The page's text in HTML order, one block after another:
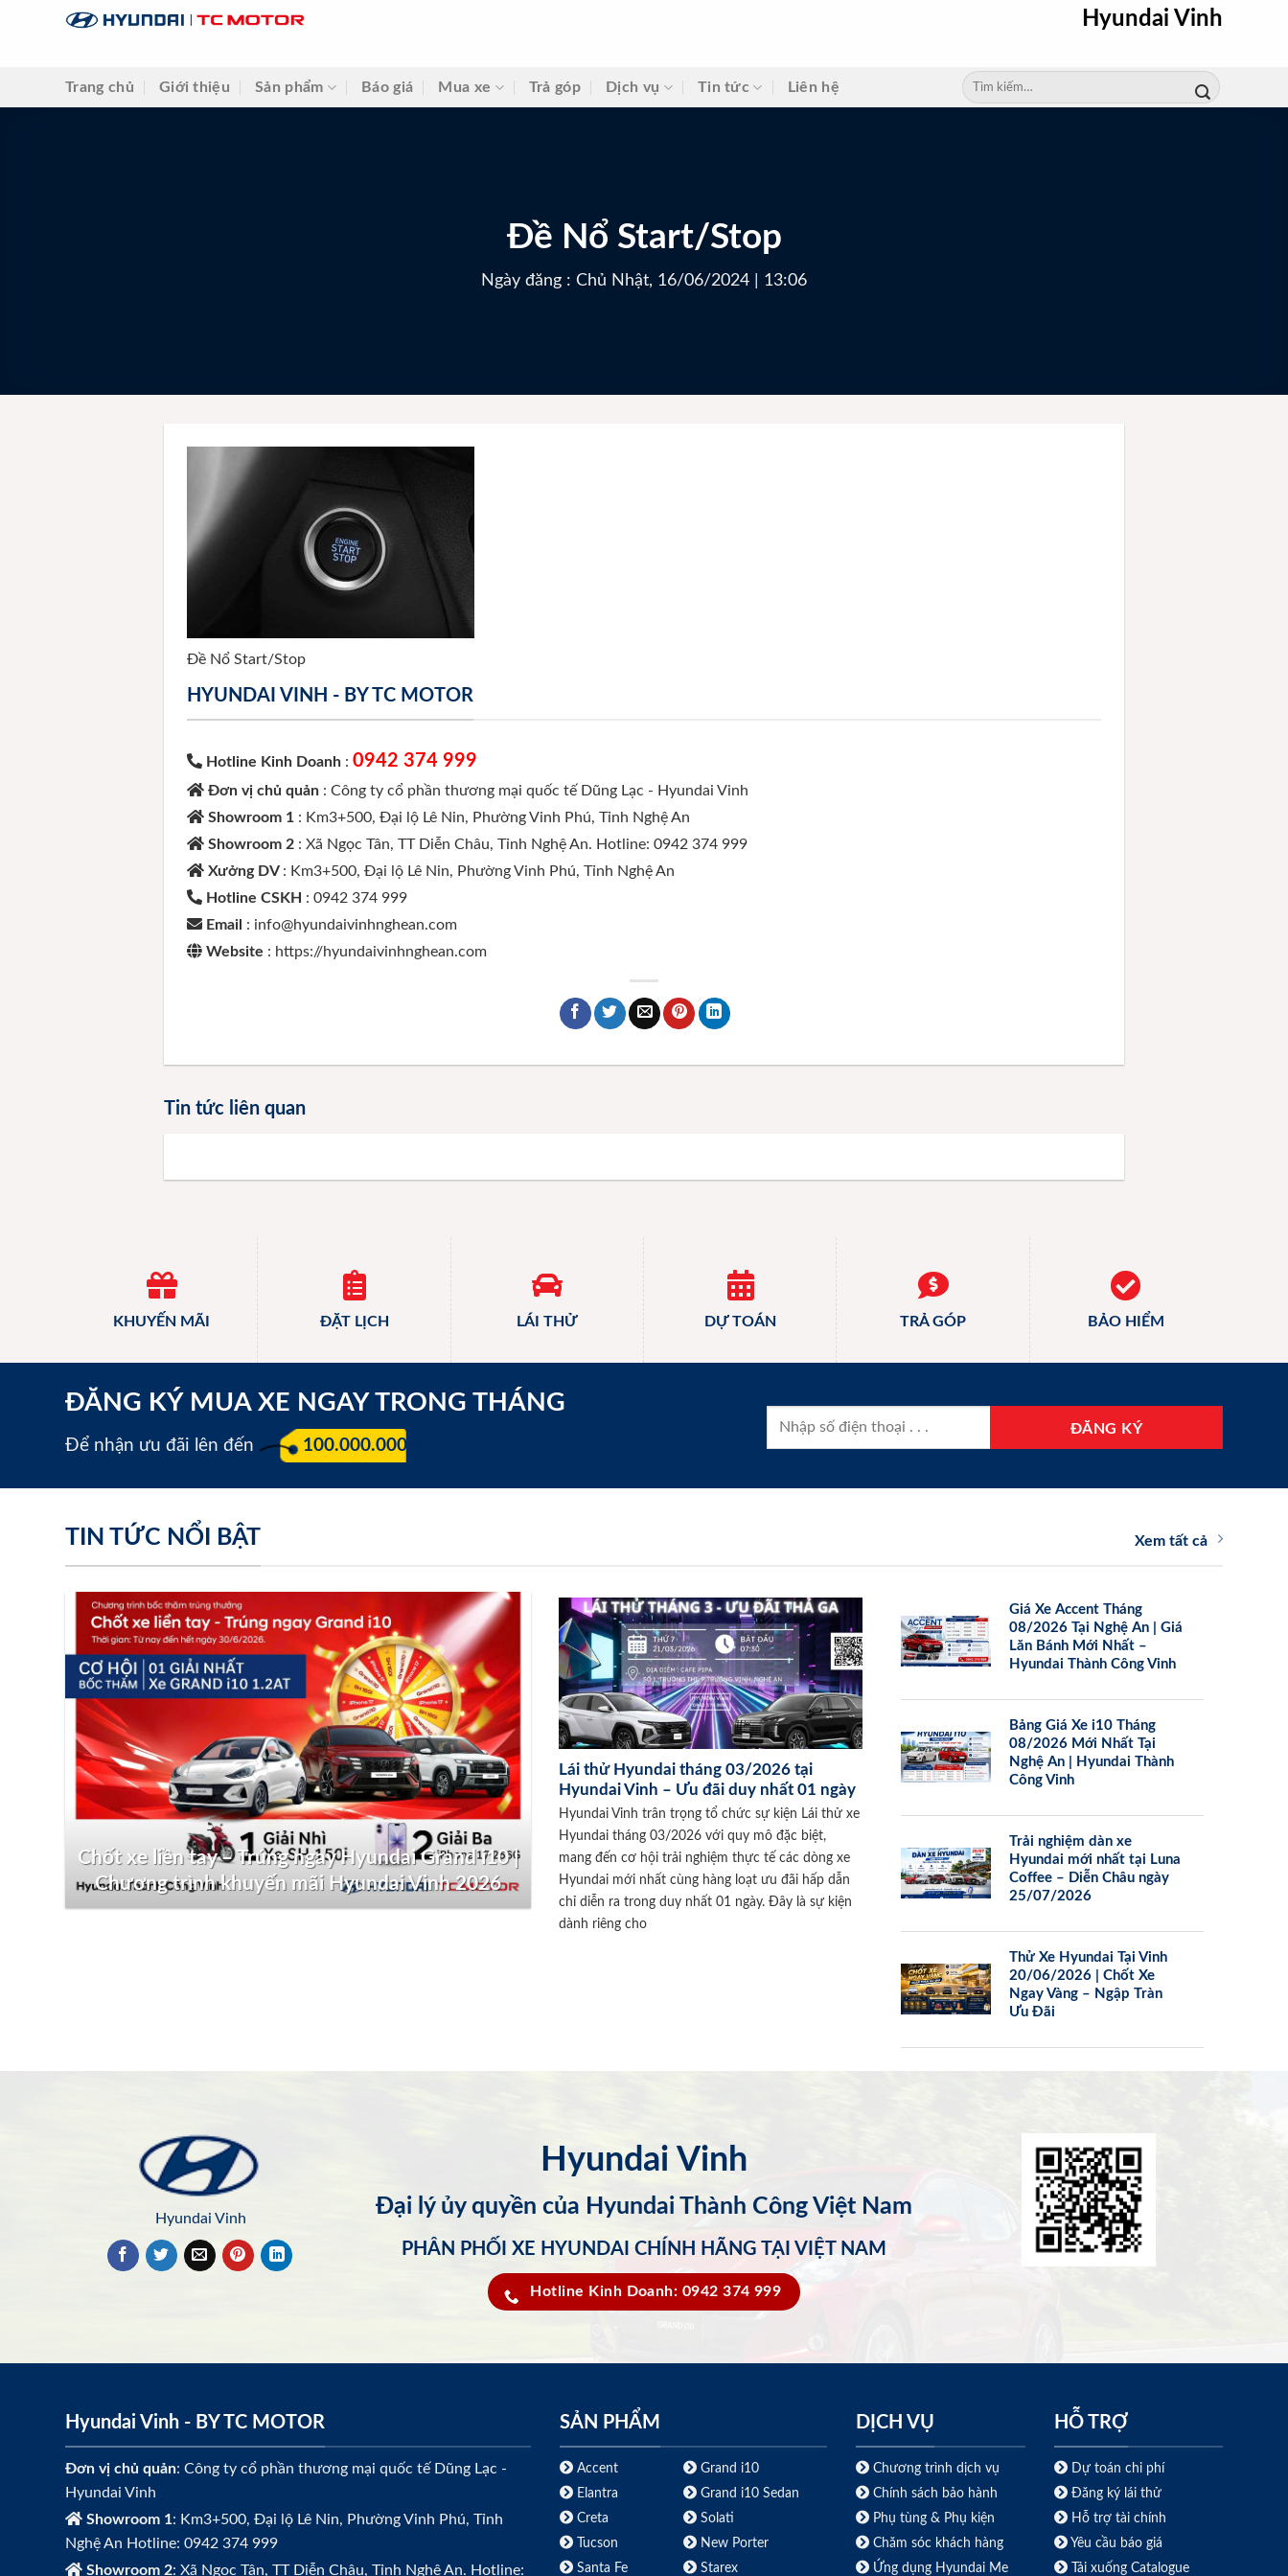
Hyundai Vinh
Trang chủ Giới thiệu Sản phẩm Báo giá Mua xe Trả góp Dịch vụ Tin tức Liên hệ
Tìm
kiếm:
Đề Nổ Start/Stop
Ngày đăng : Chủ Nhật, 16/06/2024 | 13:06
Đề Nổ Start/Stop
HYUNDAI VINH - BY TC MOTOR
Hotline Kinh Doanh :0942 374 999
Đơn vị chủ quản : Công ty cổ phần thương mại quốc tế Dũng Lạc - Hyundai Vinh
Showroom 1 : Km3+500, Đại lộ Lê Nin, Phường Vinh Phú, Tỉnh Nghệ An
Showroom 2 : Xã Ngọc Tân, TT Diễn Châu, Tỉnh Nghệ An. Hotline: 0942 374 999
Xưởng DV : Km3+500, Đại lộ Lê Nin, Phường Vinh Phú, Tỉnh Nghệ An
Hotline CSKH : 0942 374 999
Email : info@hyundaivinhnghean.com
Website : https://hyundaivinhnghean.com
Tin tức liên quan
KHUYẾN MÃI ĐẶT LỊCH LÁI THỬ DỰ TOÁN TRẢ GÓP BẢO HIỂM
ĐĂNG KÝ MUA XE NGAY TRONG THÁNG
Để nhận ưu đãi lên đến 100.000.000 đ
TIN TỨC NỔI BẬT Xem tất cả
Chốt xe liền tay – Trúng ngay Hyundai Grand i10 |
Chương trình khuyến mãi Hyundai Vinh 2026
Lái thử Hyundai tháng 03/2026 tại
Hyundai Vinh – Ưu đãi duy nhất 01 ngày
Hyundai Vinh trân trọng tổ chức sự kiện Lái thử xe
Hyundai tháng 03/2026 với quy mô đặc biệt,
mang đến cơ hội trải nghiệm thực tế các dòng xe
Hyundai mới nhất cùng hàng loạt ưu đãi hấp dẫn
chỉ diễn ra trong duy nhất 01 ngày. Đây là sự kiện
dành riêng cho
Giá Xe Accent Tháng
08/2026 Tại Nghệ An | Giá
Lăn Bánh Mới Nhất –
Hyundai Thành Công Vinh
Bảng Giá Xe i10 Tháng
08/2026 Mới Nhất Tại
Nghệ An | Hyundai Thành
Công Vinh
Trải nghiệm dàn xe
Hyundai mới nhất tại Luna
Coffee – Diễn Châu ngày
25/07/2026
Thử Xe Hyundai Tại Vinh
20/06/2026 | Chốt Xe
Ngay Vàng – Ngập Tràn
Ưu Đãi
Hyundai Vinh
Hyundai Vinh
Đại lý ủy quyền của Hyundai Thành Công Việt Nam
PHÂN PHỐI XE HYUNDAI CHÍNH HÃNG TẠI VIỆT NAM
Hotline Kinh Doanh: 0942 374 999
Hyundai Vinh - BY TC MOTOR
Đơn vị chủ quản: Công ty cổ phần thương mại quốc tế Dũng Lạc -
Hyundai Vinh
Showroom 1: Km3+500, Đại lộ Lê Nin, Phường Vinh Phú, Tỉnh
Nghệ An Hotline: 0942 374 999
Showroom 2: Xã Ngọc Tân, TT Diễn Châu, Tỉnh Nghệ An. Hotline:
SẢN PHẨM
Accent
Elantra
Creta
Tucson
Santa Fe
Grand i10
Grand i10 Sedan
Solati
New Porter
Starex
DỊCH VỤ
Chương trình dịch vụ
Chính sách bảo hành
Phụ tùng & Phụ kiện
Chăm sóc khách hàng
Ứng dụng Hyundai Me
HỖ TRỢ
Dự toán chi phí
Đăng ký lái thử
Hỗ trợ tài chính
Yêu cầu báo giá
Tải xuống Catalogue